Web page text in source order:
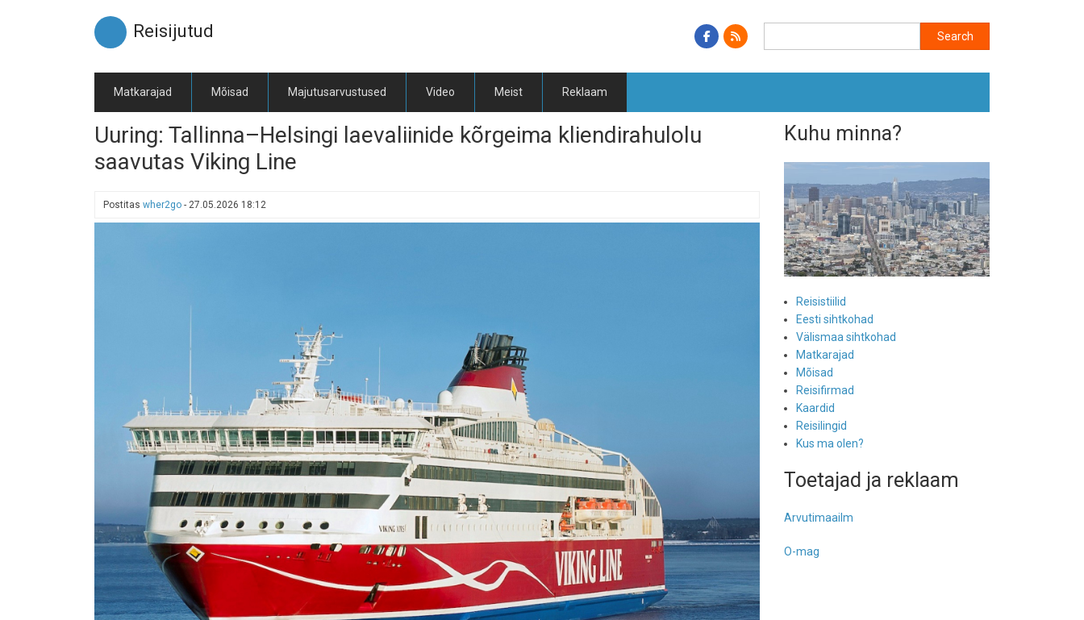
Reisijutud
Matkarajad Mõisad Majutusarvustused Video Meist Reklaam
Uuring: Tallinna–Helsingi laevaliinide kõrgeima kliendirahulolu
saavutas Viking Line
Postitas wher2go - 27.05.2026 18:12
Kuhu minna?
Reisistiilid
Eesti sihtkohad
Välismaa sihtkohad
Matkarajad
Mõisad
Reisifirmad
Kaardid
Reisilingid
Kus ma olen?
Toetajad ja reklaam
Arvutimaailm
O-mag